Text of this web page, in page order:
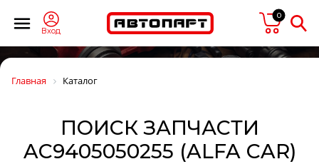
Вход
0
Главная Каталог
ПОИСК ЗАПЧАСТИ
AC9405050255 (ALFA CAR)